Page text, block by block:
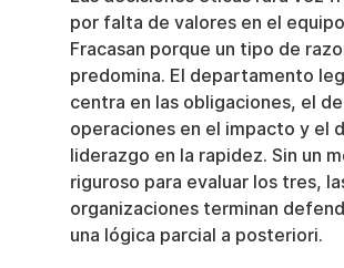
por falta de valores en el
Fracasan porque un tipo de
predomina. El departamento
centra en las obligaciones, el de
operaciones en el impacto y el
liderazgo en la rapidez. Sin un
riguroso para evaluar los tres,
organizaciones terminan
una lógica parcial a posteriori.